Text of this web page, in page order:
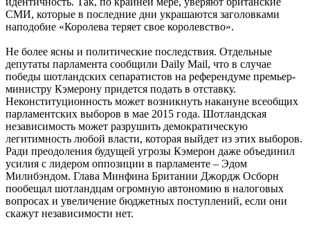
СМИ, которые в последние дни украшаются заголовками
наподобие «Королева теряет свое королевство».
Не более ясны и политические последствия. Отдельные
депутаты парламента сообщили Daily Mail, что в случае
победы шотландских сепаратистов на референдуме премьер-
министру Кэмерону придется подать в отставку.
Неконституционность может возникнуть накануне всеобщих
парламентских выборов в мае 2015 года. Шотландская
независимость может разрушить демократическую
легитимность любой власти, которая выйдет из этих выборов.
Ради преодоления будущей угрозы Кэмерон даже объединил
усилия с лидером оппозиции в парламенте – Эдом
Милибэндом. Глава Минфина Британии Джордж Осборн
пообещал шотландцам огромную автономию в налоговых
вопросах и увеличение бюджетных поступлений, если они
скажут независимости нет.